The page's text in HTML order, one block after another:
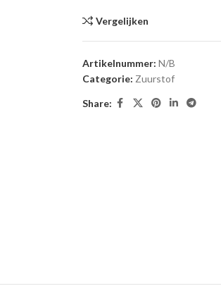
Vergelijken
Artikelnummer: N/B
Categorie: Zuurstof
Share: